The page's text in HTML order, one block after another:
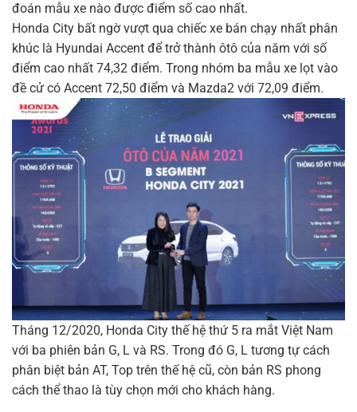
đoán mẫu xe nào được điểm số cao nhất.
Honda City bất ngờ vượt qua chiếc xe bán chạy nhất phân
khúc là Hyundai Accent để trở thành ôtô của năm với số
điểm cao nhất 74,32 điểm. Trong nhóm ba mẫu xe lọt vào
đề cử có Accent 72,50 điểm và Mazda2 với 72,09 điểm.
Tháng 12/2020, Honda City thế hệ thứ 5 ra mắt Việt Nam
với ba phiên bản G, L và RS. Trong đó G, L tương tự cách
phân biệt bản AT, Top trên thế hệ cũ, còn bản RS phong
cách thể thao là tùy chọn mới cho khách hàng.